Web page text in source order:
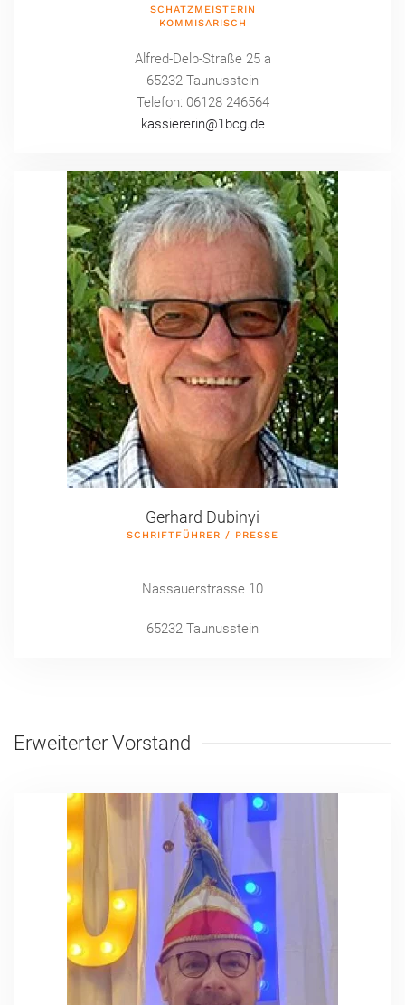
SCHATZMEISTERIN
KOMMISARISCH
Alfred-Delp-Straße 25 a
65232 Taunusstein
Telefon: 06128 246564
kassiererin@1bcg.de
Gerhard Dubinyi
SCHRIFTFÜHRER / PRESSE
Nassauerstrasse 10
65232 Taunusstein
Erweiterter Vorstand